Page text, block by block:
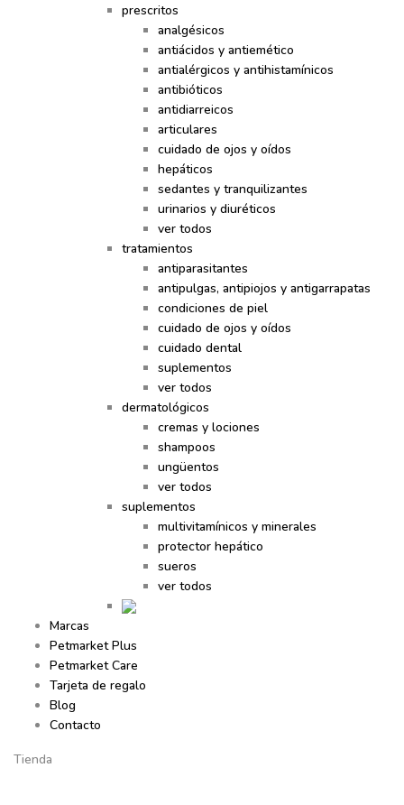
prescritos
analgésicos
antiácidos y antiemético
antialérgicos y antihistamínicos
antibióticos
antidiarreicos
articulares
cuidado de ojos y oídos
hepáticos
sedantes y tranquilizantes
urinarios y diuréticos
ver todos
tratamientos
antiparasitantes
antipulgas, antipiojos y antigarrapatas
condiciones de piel
cuidado de ojos y oídos
cuidado dental
suplementos
ver todos
dermatológicos
cremas y lociones
shampoos
ungüentos
ver todos
suplementos
multivitamínicos y minerales
protector hepático
sueros
ver todos
Marcas
Petmarket Plus
Petmarket Care
Tarjeta de regalo
Blog
Contacto
Tienda